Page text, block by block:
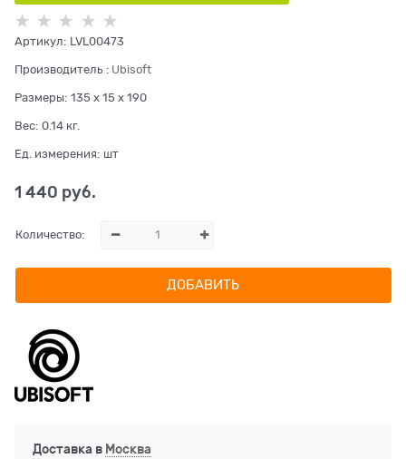
Артикул: LVL00473
Производитель : Ubisoft
Размеры: 135 x 15 x 190
Вес: 0.14 кг.
Ед. измерения: шт
1 440 руб.
Количество:
ДОБАВИТЬ
Доставка в Москва